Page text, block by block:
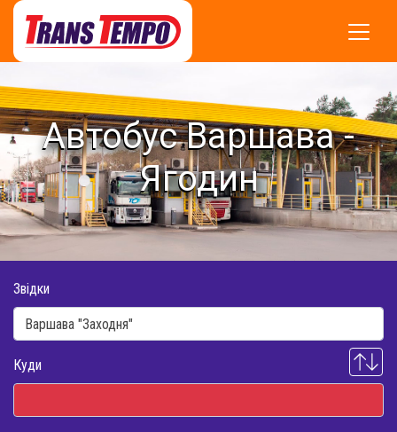
Автобус Варшава -
Ягодин
Звідки
Куди